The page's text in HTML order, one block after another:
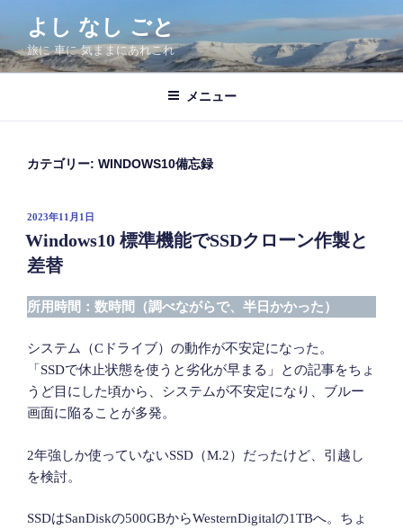
テ
ン
へ
よし なし ごと
旅に 車に 気ままにあれこれ
メニュー
カテゴリー: WINDOWS10備忘録
投
日:
2023年11月1日
Windows10 標準機能でSSDクローン作製と
差替
所用時間：数時間（調べながらで、半日かかった）
システム（Cドライブ）の動作が不安定になった。
「SSDで休止状態を使うと劣化が早まる」との記事をちょ
うど目にした頃から、システムが不安定になり、ブルー
画面に陥ることが多発。
2年強しか使っていないSSD（M.2）だったけど、引越し
を検討。
SSDはSanDiskの500GBからWesternDigitalの1TBへ。ちょ